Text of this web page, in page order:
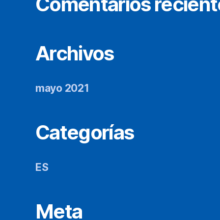
Archivos
mayo 2021
Categorías
ES
Meta